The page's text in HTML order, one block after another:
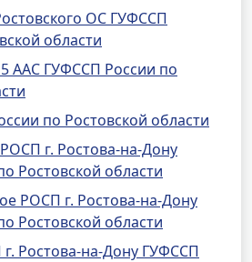
ОС ГУФССП
области
ААС ГУФССП России по
по Ростовской области
г. Ростова-на-Дону
Ростовской области
РОСП г. Ростова-на-Дону
Ростовской области
Ростова-на-Дону ГУФССП